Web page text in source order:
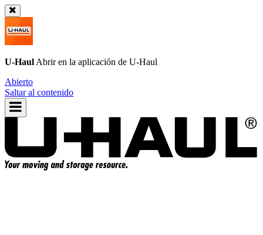
U-Haul Abrir en la aplicación de U-Haul
Abierto
Saltar al contenido